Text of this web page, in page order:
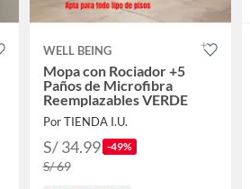
WELL BEING
Mopa con Rociador +5
Paños de Microfibra
Reemplazables VERDE
Por TIENDA I.U.
S/ 34.99 -49%
S/ 69